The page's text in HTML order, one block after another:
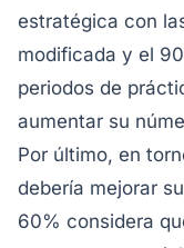
estratégica con
modificada y el
periodos de
aumentar su
Por último, en
debería mejorar
60% considera